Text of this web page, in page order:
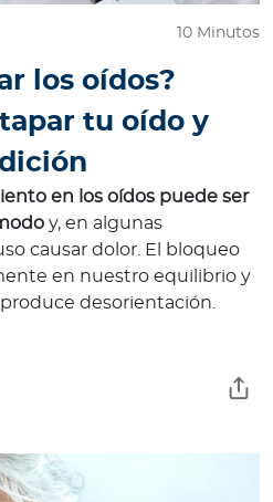
10 Minutos
los oídos?
tu oído y
en los oídos puede ser
y, en algunas
causar dolor. El bloqueo
en nuestro equilibrio y
desorientación.